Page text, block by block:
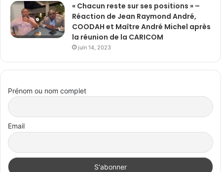
« Chacun reste sur ses positions » –
Réaction de Jean Raymond André,
COODAH et Maître André Michel après
la réunion de la CARICOM
juin 14, 2023
Prénom ou nom complet
Email